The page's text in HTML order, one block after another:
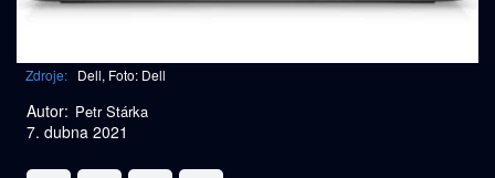
Zdroje: Dell, Foto: Dell
Autor: Petr Stárka
7. dubna 2021